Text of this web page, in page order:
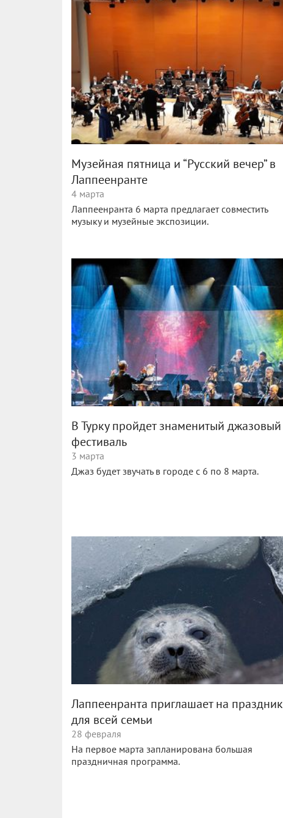
Музейная пятница и “Русский вечер” в
Лаппеенранте
4 марта
Лаппеенранта 6 марта предлагает совместить
музыку и музейные экспозиции.
В Турку пройдет знаменитый джазовый
фестиваль
3 марта
Джаз будет звучать в городе с 6 по 8 марта.
Лаппеенранта приглашает на праздник
для всей семьи
28 февраля
На первое марта запланирована большая
праздничная программа.